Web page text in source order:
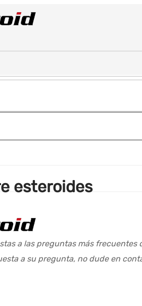
esteroides
a las preguntas más
a su pregunta, no dude en